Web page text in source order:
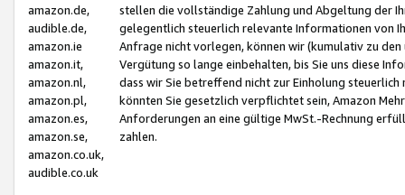
amazon.de,
audible.de,
amazon.ie
amazon.it,
amazon.nl,
amazon.pl,
amazon.es,
amazon.se,
amazon.co.uk,
audible.co.uk
stellen die vollständige Zahlung und Abgeltung der
gelegentlich steuerlich relevante Informationen von
Anfrage nicht vorlegen, können wir (kumulativ zu
Vergütung so lange einbehalten, bis Sie uns diese
dass wir Sie betreffend nicht zur Einholung
könnten Sie gesetzlich verpflichtet sein, Amazon
Anforderungen an eine gültige MwSt.-Rechnung
zahlen.